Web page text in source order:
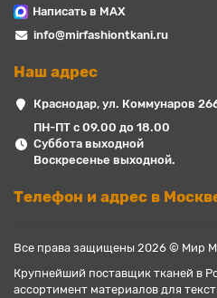
Написать в MAX
info@mirfashiontkani.ru
Наш адрес
Краснодар, ул. Коммунаров
ПН-ПТ с 09.00 до 18.00
Суббота выходной
Воскресенье выходной.
Телефон и адрес в
Все права защищены 2026 © Мир
Крупнейший поставщик тканей в
ассортимент материалов для